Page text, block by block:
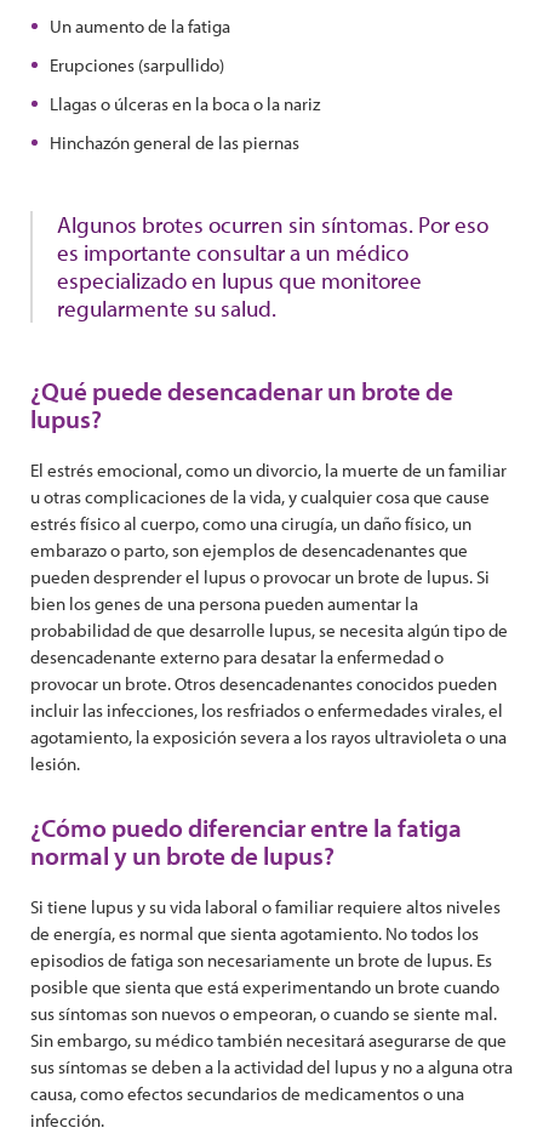
Un aumento de la fatiga
Erupciones (sarpullido)
Llagas o úlceras en la boca o la nariz
Hinchazón general de las piernas
Algunos brotes ocurren sin síntomas. Por eso
es importante consultar a un médico
especializado en lupus que monitoree
regularmente su salud.
¿Qué puede desencadenar un brote de
lupus?
El estrés emocional, como un divorcio, la muerte de un familiar
u otras complicaciones de la vida, y cualquier cosa que cause
estrés físico al cuerpo, como una cirugía, un daño físico, un
embarazo o parto, son ejemplos de desencadenantes que
pueden desprender el lupus o provocar un brote de lupus. Si
bien los genes de una persona pueden aumentar la
probabilidad de que desarrolle lupus, se necesita algún tipo de
desencadenante externo para desatar la enfermedad o
provocar un brote. Otros desencadenantes conocidos pueden
incluir las infecciones, los resfriados o enfermedades virales, el
agotamiento, la exposición severa a los rayos ultravioleta o una
lesión.
¿Cómo puedo diferenciar entre la fatiga
normal y un brote de lupus?
Si tiene lupus y su vida laboral o familiar requiere altos niveles
de energía, es normal que sienta agotamiento. No todos los
episodios de fatiga son necesariamente un brote de lupus. Es
posible que sienta que está experimentando un brote cuando
sus síntomas son nuevos o empeoran, o cuando se siente mal.
Sin embargo, su médico también necesitará asegurarse de que
sus síntomas se deben a la actividad del lupus y no a alguna otra
causa, como efectos secundarios de medicamentos o una
infección.